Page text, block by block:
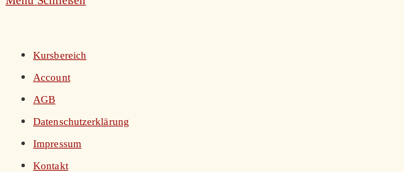
Kursbereich
Account
AGB
Datenschutzerklärung
Impressum
Kontakt